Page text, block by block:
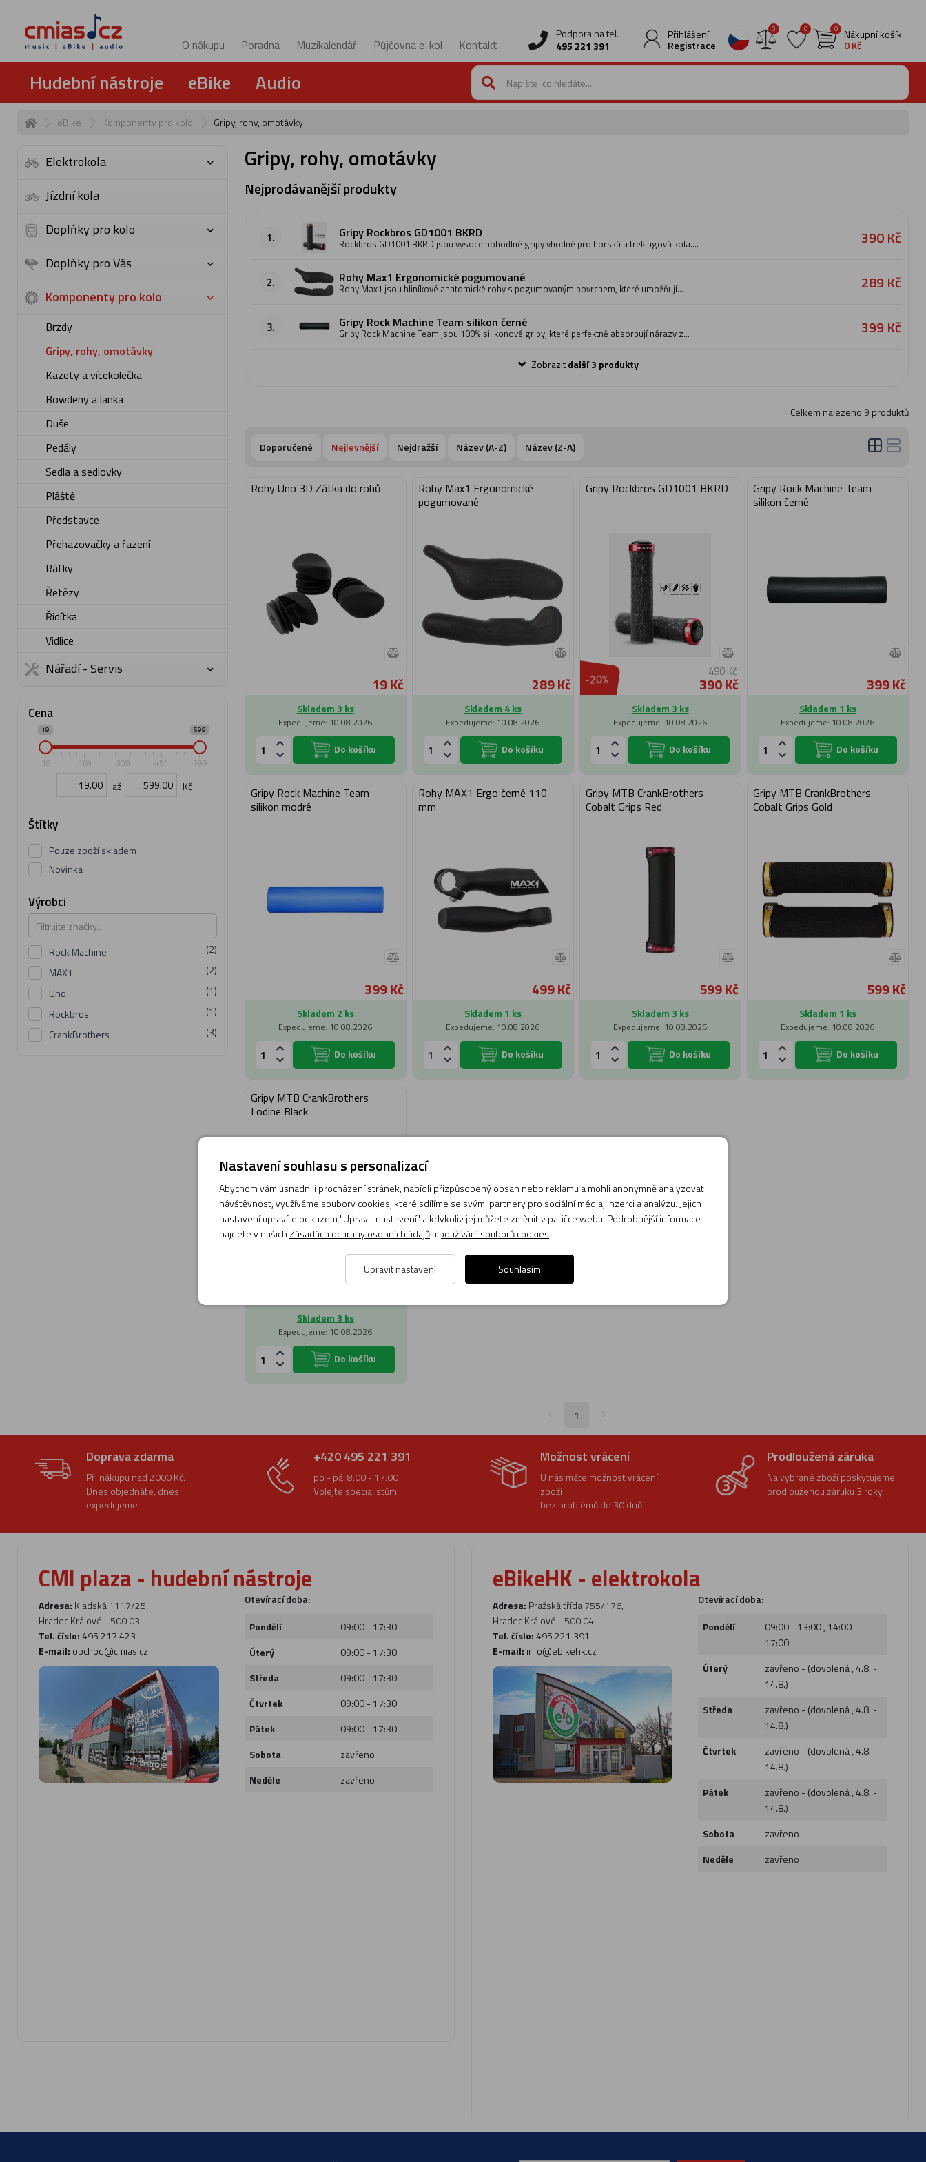
O nákupu Poradna Muzikalendář Půjčovna e-kol Kontakt
Podpora na tel.
495 221 391
Přihlášení
Registrace
0 0 Nákupní košík
0 Kč
0
Hudební nástroje eBike Audio
eBike Komponenty pro kolo Gripy, rohy, omotávky
Elektrokola
Jízdní kola
Doplňky pro kolo
Doplňky pro Vás
Komponenty pro kolo
Brzdy
Gripy, rohy, omotávky
Kazety a vícekolečka
Bowdeny a lanka
Duše
Pedály
Sedla a sedlovky
Pláště
Představce
Přehazovačky a řazení
Ráfky
Řetězy
Řidítka
Vidlice
Nářadí - Servis
Cena
19 599
19 164 309 454 599
až Kč
Štítky
Pouze zboží skladem
Novinka
Výrobci
Rock Machine
(2)
MAX1
(2)
Uno
(1)
Rockbros
(1)
CrankBrothers
(3)
Gripy, rohy, omotávky
Nejprodávanější produkty
1. Gripy Rockbros GD1001 BKRD
Rockbros GD1001 BKRD jsou vysoce pohodlné gripy vhodné pro horská a trekingová kola.
Tyto gripy mají objímku na vnitřní straně gripu, která tento grip velmi dobře zafixuje proti
vibrace. Rozměry jsou 133 x 34 mm. Vnitřní průměr je 22,2 mm. Hmotnost 95 g (pár).
390 Kč
2. Rohy Max1 Ergonomické pogumované
Rohy Max1 jsou hliníkové anatomické rohy s pogumovaným povrchem, které umožňují
příjemný úchop řidítek, které oceníte při delších vyjížďkách.
289 Kč
3. Gripy Rock Machine Team silikon černé
Gripy Rock Machine Team jsou 100% silikonové gripy, které perfektně absorbují nárazy z
řidítek. Tyto speciální silikonové gripy disponují paměťovým efektem, po vytvarování gripu pak
absorbci nárazů eliminují bolest a znecitlivění rukou. Udržují si stejné vlastnosti za jakéhokoliv
počasí, za mokra i sucha. Při správné montáži perfektně sedí na řídítkách a neprotáčejí se. Mají
399 Kč
Zobrazitdalší 3 produkty
Celkem nalezeno 9 produktů
Doporučené Nejlevnější Nejdražší Název (A-Z) Název (Z-A)
Rohy Uno 3D Zátka do rohů
19 Kč
Skladem 3 ks
Expedujeme: 10.08.2026
Do košíku
Rohy Max1 Ergonomické
pogumované
289 Kč
Skladem 4 ks
Expedujeme: 10.08.2026
Do košíku
Gripy Rockbros GD1001 BKRD
-20% 490 Kč
390 Kč
Skladem 3 ks
Expedujeme: 10.08.2026
Do košíku
Gripy Rock Machine Team
silikon černé
399 Kč
Skladem 1 ks
Expedujeme: 10.08.2026
Do košíku
Gripy Rock Machine Team
silikon modré
399 Kč
Skladem 2 ks
Expedujeme: 10.08.2026
Do košíku
Rohy MAX1 Ergo černé 110
mm
499 Kč
Skladem 1 ks
Expedujeme: 10.08.2026
Do košíku
Gripy MTB CrankBrothers
Cobalt Grips Red
599 Kč
Skladem 3 ks
Expedujeme: 10.08.2026
Do košíku
Gripy MTB CrankBrothers
Cobalt Grips Gold
599 Kč
Skladem 1 ks
Expedujeme: 10.08.2026
Do košíku
Gripy MTB CrankBrothers
Lodine Black
Skladem 3 ks
Expedujeme: 10.08.2026
Do košíku
1
Doprava zdarma
Při nákupu nad 2000 Kč.
Dnes objednáte, dnes
expedujeme.
+420 495 221 391
po - pá: 8:00 - 17:00
Volejte specialistům.
Možnost vrácení
U nás máte možnost vrácení
zboží
bez problémů do 30 dnů.
Prodloužená záruka
Na vybrané zboží poskytujeme
prodlouženou záruku 3 roky.
CMI plaza - hudební nástroje
Adresa: Kladská 1117/25,
Hradec Králové - 500 03
Tel. číslo: 495 217 423
E-mail: obchod@cmias.cz
Otevírací doba:
Pondělí
09:00 - 17:30
Úterý
09:00 - 17:30
Středa
09:00 - 17:30
Čtvrtek
09:00 - 17:30
Pátek
09:00 - 17:30
Sobota
zavřeno
Neděle
zavřeno
eBikeHK - elektrokola
Adresa: Pražská třída 755/176,
Hradec Králové - 500 04
Tel. číslo:495 221 391
E-mail: info@ebikehk.cz
Otevírací doba:
Pondělí
09:00 - 13:00 , 14:00 -
17:00
Úterý
zavřeno - (dovolená , 4.8. -
14.8.)
Středa
zavřeno - (dovolená , 4.8. -
14.8.)
Čtvrtek
zavřeno - (dovolená , 4.8. -
14.8.)
Pátek
zavřeno - (dovolená , 4.8. -
14.8.)
Sobota
zavřeno
Neděle
zavřeno
Nastavení souhlasu s personalizací
Abychom vám usnadnili procházení stránek, nabídli přizpůsobený obsah nebo reklamu a mohli anonymně analyzovat
návštěvnost, využíváme soubory cookies, které sdílíme se svými partnery pro sociální média, inzerci a analýzu. Jejich
nastavení upravíte odkazem "Upravit nastavení" a kdykoliv jej můžete změnit v patičce webu. Podrobnější informace
najdete v našich Zásadách ochrany osobních údajůapoužívání souborů cookies.
Upravit nastavení Souhlasím